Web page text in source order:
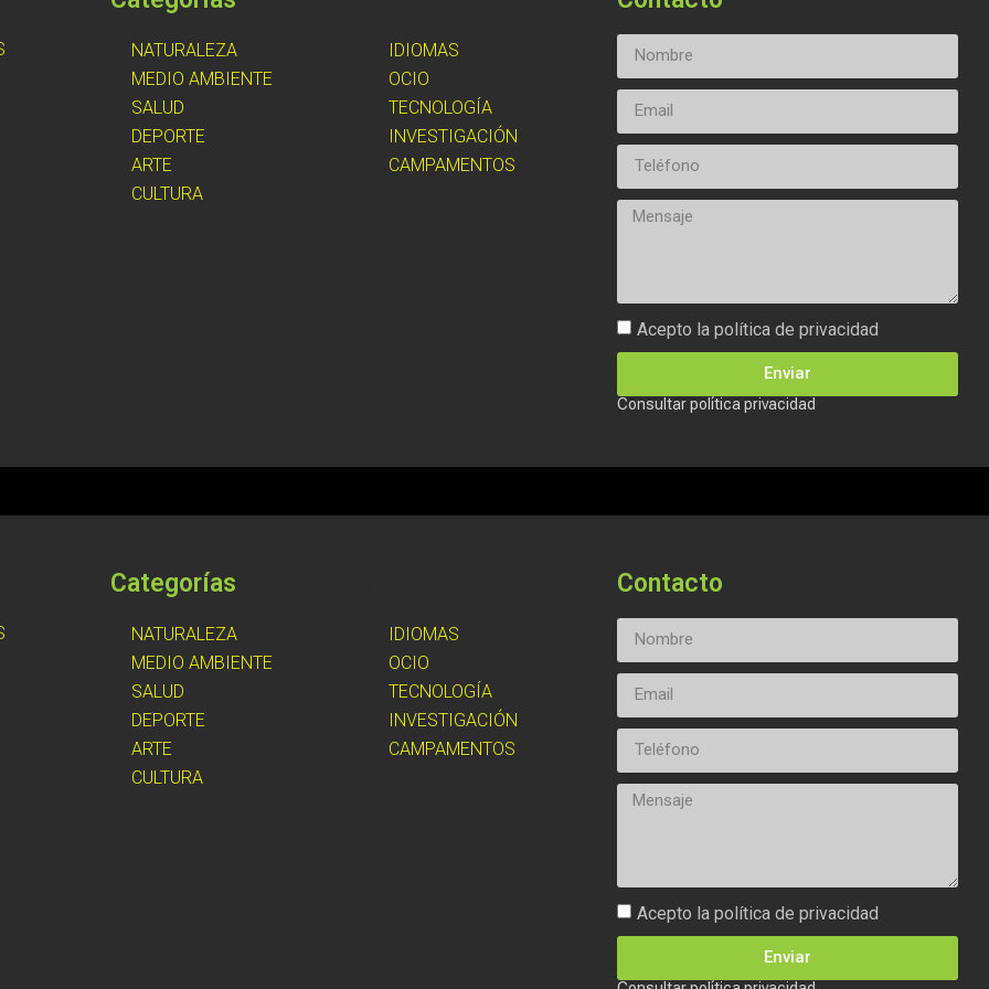
NATURALEZA
MEDIO AMBIENTE
SALUD
DEPORTE
ARTE
CULTURA
IDIOMAS
OCIO
TECNOLOGÍA
INVESTIGACIÓN
CAMPAMENTOS
Acepto la política de privacidad
Enviar
Consultar política privacidad
Categorías
NATURALEZA
MEDIO AMBIENTE
SALUD
DEPORTE
ARTE
CULTURA
IDIOMAS
OCIO
TECNOLOGÍA
INVESTIGACIÓN
CAMPAMENTOS
Contacto
Acepto la política de privacidad
Enviar